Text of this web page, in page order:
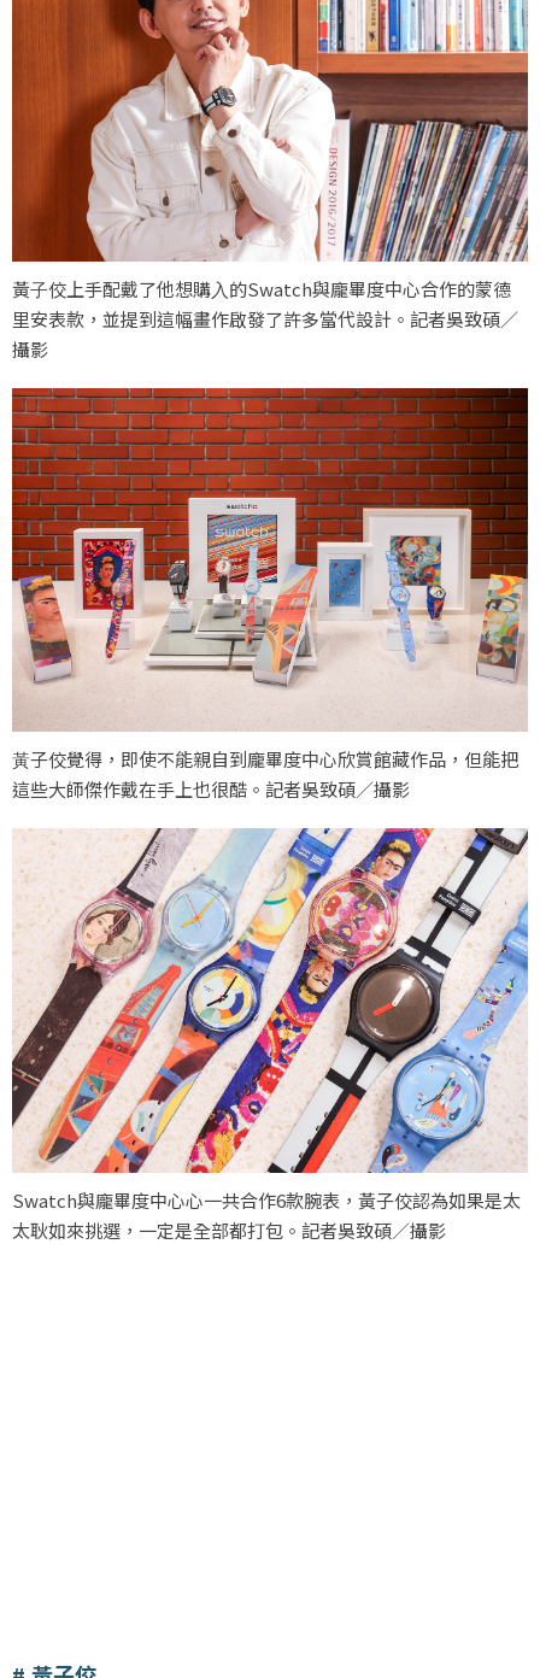
黃⼦佼上⼿配戴了他想購⼊的Swatch與龐畢度中⼼合作的蒙德
里安表款，並提到這幅畫作啟發了許多當代設計。記者吳致碩／
攝影
⿈子佼覺得，即使不能親⾃到龐畢度中心欣賞館藏作品，但能把
這些大師傑作戴在⼿上也很酷。記者吳致碩／攝影
Swatch與龐畢度中⼼心⼀共合作6款腕表，黃子佼認為如果是太
太耿如來挑選，一定是全部都打包。記者吳致碩／攝影